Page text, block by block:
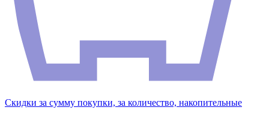
Скидки за сумму покупки, за количество, накопительные